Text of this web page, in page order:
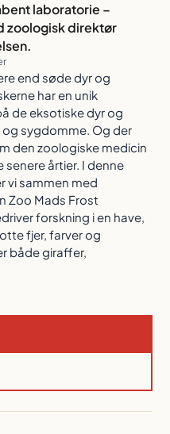
laboratorie –
zoologisk direktør
end søde dyr og
har en unik
de eksotiske dyr og
sygdomme. Og der
den zoologiske medicin
årtier. I denne
vi sammen med
Zoo Mads Frost
forskning i en have,
fjer, farver og
både giraffer,